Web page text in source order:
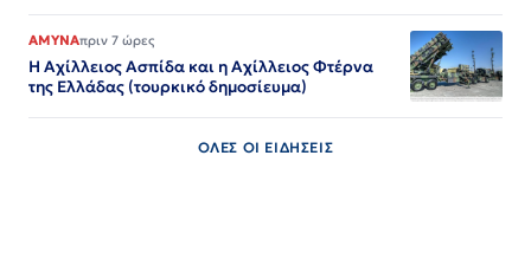
ΑΜΥΝΑπριν 7 ώρες
Η Αχίλλειος Ασπίδα και η Αχίλλειος Φτέρνα
της Ελλάδας (τουρκικό δημοσίευμα)
ΟΛΕΣ ΟΙ ΕΙΔΗΣΕΙΣ